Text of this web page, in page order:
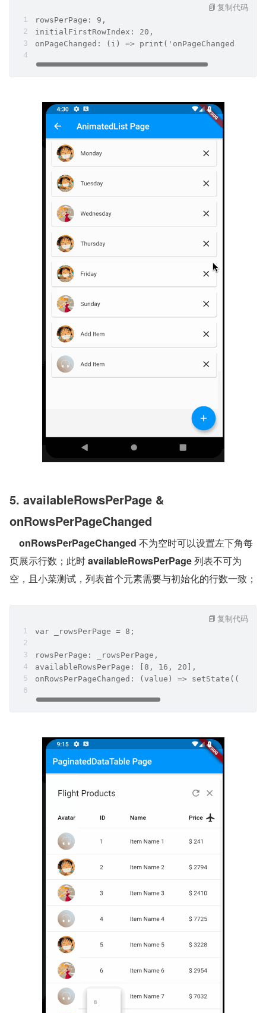
rowsPerPage: 9,
initialFirstRowIndex: 20,
onPageChanged: (i) => print('onPageChanged ->
复制代码
5. availableRowsPerPage &
onRowsPerPageChanged
onRowsPerPageChanged 不为空时可以设置左下角每
页展示行数；此时 availableRowsPerPage 列表不可为
空，且小菜测试，列表首个元素需要与初始化的行数一致；
var _rowsPerPage = 8;
rowsPerPage: _rowsPerPage,
availableRowsPerPage: [8, 16, 20],
onRowsPerPageChanged: (value) => setState(() =>
复制代码